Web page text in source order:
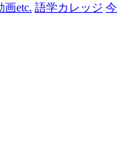
etc. 語学カレッジ 今